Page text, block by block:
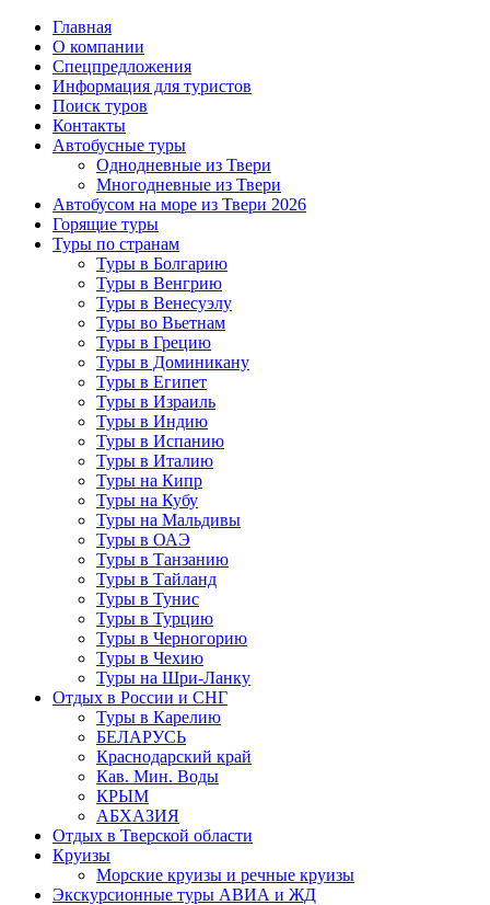
Главная
О компании
Спецпредложения
Информация для туристов
Поиск туров
Контакты
Автобусные туры
Однодневные из Твери
Многодневные из Твери
Автобусом на море из Твери 2026
Горящие туры
Туры по странам
Туры в Болгарию
Туры в Венгрию
Туры в Венесуэлу
Туры во Вьетнам
Туры в Грецию
Туры в Доминикану
Туры в Египет
Туры в Израиль
Туры в Индию
Туры в Испанию
Туры в Италию
Туры на Кипр
Туры на Кубу
Туры на Мальдивы
Туры в ОАЭ
Туры в Танзанию
Туры в Тайланд
Туры в Тунис
Туры в Турцию
Туры в Черногорию
Туры в Чехию
Туры на Шри-Ланку
Отдых в России и СНГ
Туры в Карелию
БЕЛАРУСЬ
Краснодарский край
Кав. Мин. Воды
КРЫМ
АБХАЗИЯ
Отдых в Тверской области
Круизы
Морские круизы и речные круизы
Экскурсионные туры АВИА и ЖД